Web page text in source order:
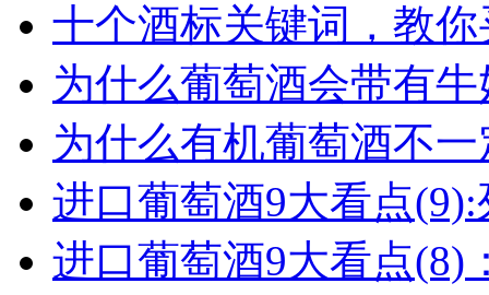
十个酒标关键词，教
为什么葡萄酒会带有
为什么有机葡萄酒不
进口葡萄酒9大看点(9):
进口葡萄酒9大看点(8)